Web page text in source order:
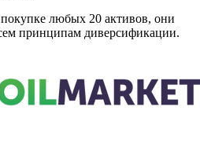
покупке любых 20 активов, они
принципам диверсификации.